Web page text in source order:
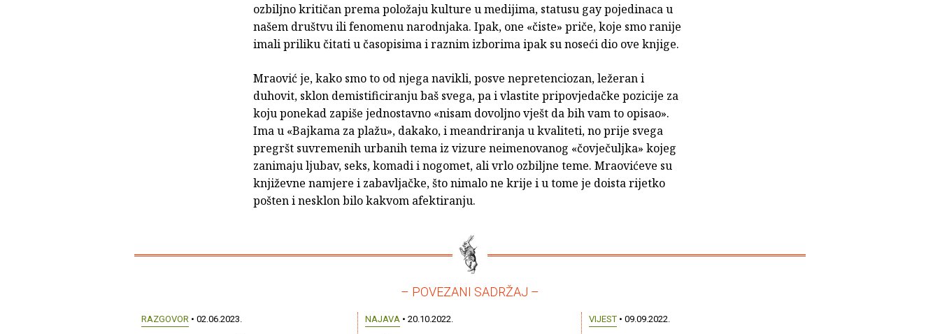
ozbiljno kritičan prema položaju kulture u medijima, statusu gay pojedinaca u
našem društvu ili fenomenu narodnjaka. Ipak, one «čiste» priče, koje smo ranije
imali priliku čitati u časopisima i raznim izborima ipak su noseći dio ove knjige.
Mraović je, kako smo to od njega navikli, posve nepretenciozan, ležeran i
duhovit, sklon demistificiranju baš svega, pa i vlastite pripovjedačke pozicije za
koju ponekad zapiše jednostavno «nisam dovoljno vješt da bih vam to opisao».
Ima u «Bajkama za plažu», dakako, i meandriranja u kvaliteti, no prije svega
pregršt suvremenih urbanih tema iz vizure neimenovanog «čovječuljka» kojeg
zanimaju ljubav, seks, komadi i nogomet, ali vrlo ozbiljne teme. Mraovićeve su
književne namjere i zabavljačke, što nimalo ne krije i u tome je doista rijetko
pošten i nesklon bilo kakvom afektiranju.
– POVEZANI SADRŽAJ –
RAZGOVOR • 02.06.2023. NAJAVA • 20.10.2022. VIJEST• 09.09.2022.